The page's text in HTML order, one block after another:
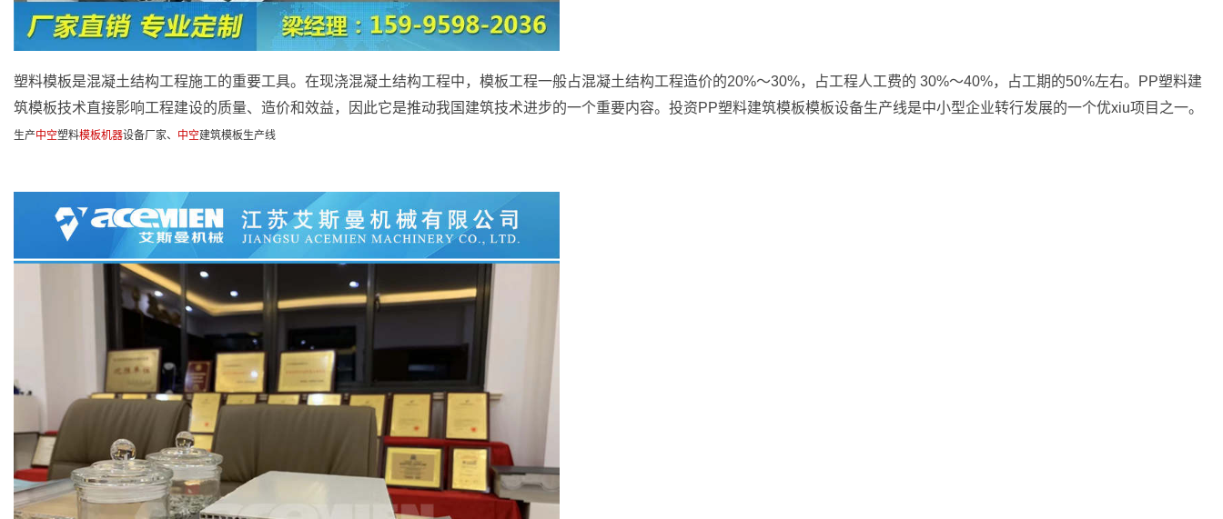
塑料模板是混凝土结构工程施工的重要工具。在现浇混凝土结构工程中，模板工程一般占混凝土结构工程造价的20%～30%，占工程人工费的 30%～40%，占工期的50%左右。 PP塑料建
筑模板技术直接影响工程建设的质量、造价和效益，因此它是推动我国建筑技术进步的一个重要内容。投资PP塑料建筑模板模板设备生产线是中小型企业转行发展的一个优xiu项目之一。
生产中空塑料模板机器设备厂家、 中空建筑模板生产线